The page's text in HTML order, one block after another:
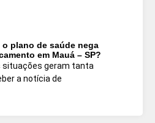
plano de saúde nega
em Mauá – SP?
situações geram tanta
a notícia de